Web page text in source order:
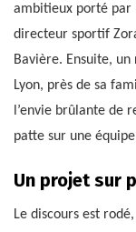
ambitieux porté par
directeur sportif
Bavière. Ensuite,
Lyon, près de sa
l’envie brûlante de
patte sur une
Un projet sur
Le discours est